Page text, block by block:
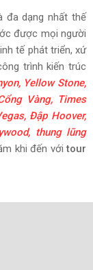
đa dạng nhất thế
được mọi người
tế phát triển, xứ
trình kiến trúc
Yellow Stone,
Vàng, Times
Đập Hoover,
thung lũng
khi đến vớitour